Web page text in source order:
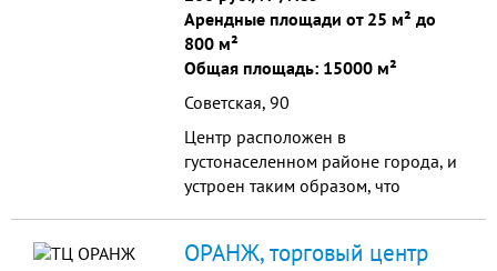
Арендные площади от 25 м² до
800 м²
Общая площадь: 15000 м²
Советская, 90
Центр расположен в
густонаселенном районе города, и
устроен таким образом, что
помещений.
ОРАНЖ, торговый центр